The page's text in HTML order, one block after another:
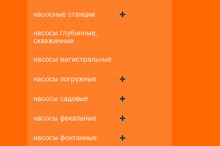
насосные станции
насосы глубинные,
скважинные
насосы магистральные
насосы погружные
насосы садовые
насосы фекальные
насосы фонтанные